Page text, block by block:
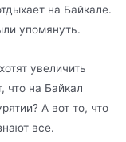
на Байкале.
упомянуть.
увеличить
что на Байкал
А вот то, что
все.